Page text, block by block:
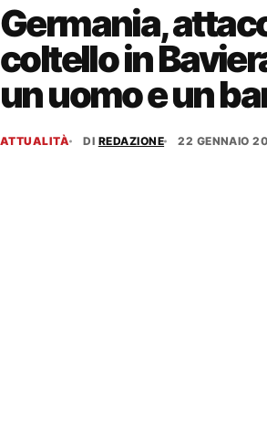
Germania,
coltello in
un uomo e un
ATTUALITÀ DI REDAZIONE 22 GENNAIO